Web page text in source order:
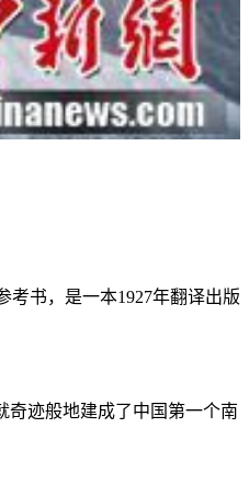
书，是一本1927年翻译出版
迹般地建成了中国第一个南